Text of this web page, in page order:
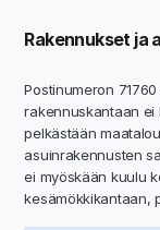
Rakennukset ja
Postinumeron
rakennuskantaan ei
pelkästään
asuinrakennusten
ei myöskään kuulu
kesämökkikantaan,